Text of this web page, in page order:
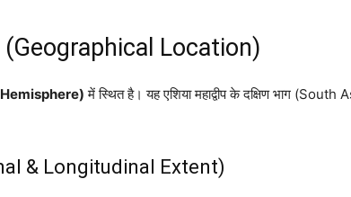
(Geographical Location)
Hemisphere) में स्थित है। यह एशिया महाद्वीप के दक्षिण भाग (South
& Longitudinal Extent)